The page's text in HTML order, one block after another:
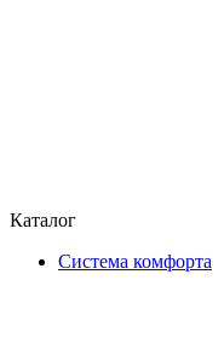
Каталог
Система комфорта